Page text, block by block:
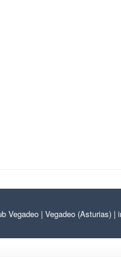
Vegadeo | Vegadeo (Asturias)